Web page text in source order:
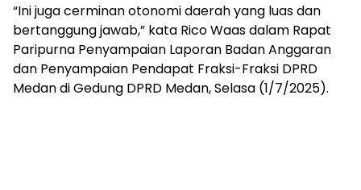
“Ini juga cerminan otonomi daerah yang luas dan
bertanggung jawab,” kata Rico Waas dalam Rapat
Paripurna Penyampaian Laporan Badan Anggaran
dan Penyampaian Pendapat Fraksi-Fraksi DPRD
Medan di Gedung DPRD Medan, Selasa (1/7/2025).